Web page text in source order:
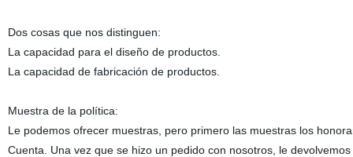
Dos cosas que nos distinguen:
La capacidad para el diseño de productos.
La capacidad de fabricación de productos.
Muestra de la política:
Le podemos ofrecer muestras, pero primero las muestras los
Cuenta. Una vez que se hizo un pedido con nosotros, le